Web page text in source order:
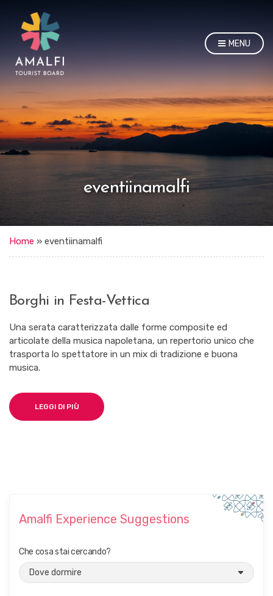
MENU
eventiinamalfi
Home » eventiinamalfi
Borghi in Festa-Vettica
Una serata caratterizzata dalle forme composite ed
articolate della musica napoletana, un repertorio unico che
trasporta lo spettatore in un mix di tradizione e buona
musica.
LEGGI DI PIÙ
Amalfi Experience Suggestions
Che cosa stai cercando?